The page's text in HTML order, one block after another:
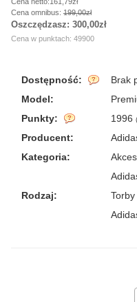
Dostępność:
Brak
Model:
Punkty:
1996 (
Producent:
Kategoria:
Rodzaj:
Cena omnibus: 199,00zł
Oszczędzasz: 300,00zł
Cena w punktach: 49900